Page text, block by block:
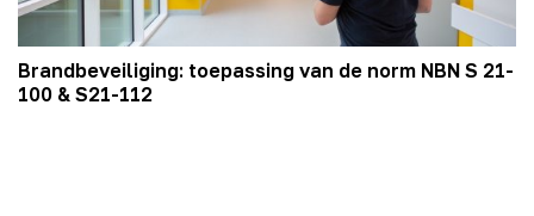
Brandbeveiliging: toepassing van de norm NBN S 21-
100 & S21-112